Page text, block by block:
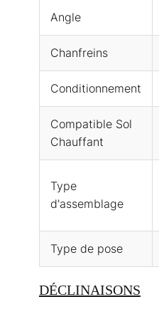
Angle
Chanfreins
Conditionnement
Compatible Sol
Chauffant
Type
d'assemblage
Type de pose
DÉCLINAISONS